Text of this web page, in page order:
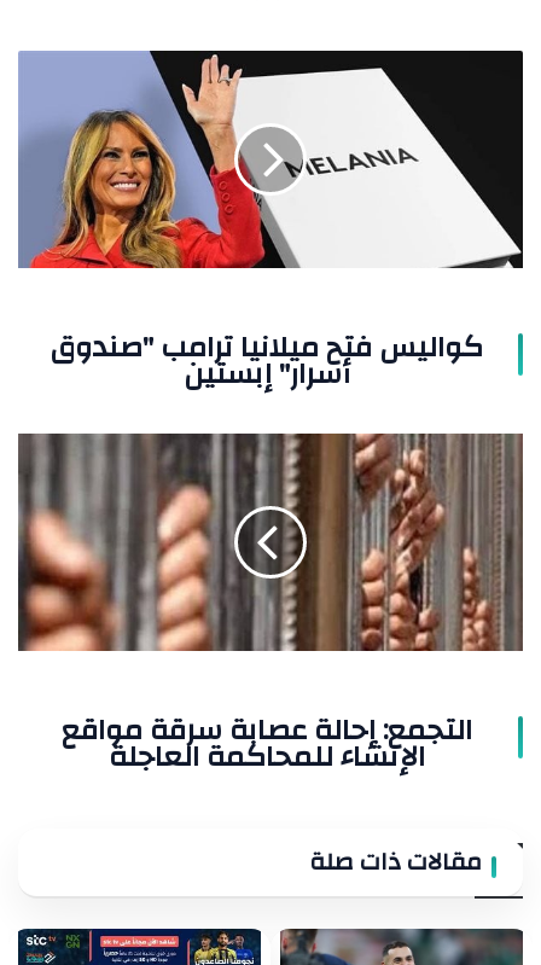
إبستين
كواليس فتح ميلانيا ترامب "صندوق
أسرار" إبستين
التجمع:
إحالة
عصابة
سرقة
مواقع
الإنشاء
للمحاكمة
العاجلة
التجمع: إحالة عصابة سرقة مواقع
الإنشاء للمحاكمة العاجلة
مقالات ذات صلة